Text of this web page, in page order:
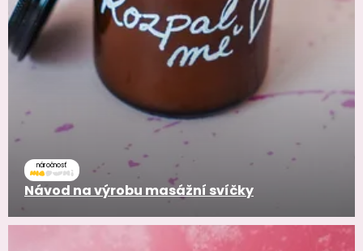
náročnosť
Návod na výrobu masážní svíčky